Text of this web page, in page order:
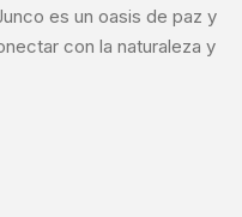
es un oasis de paz y
con la naturaleza y